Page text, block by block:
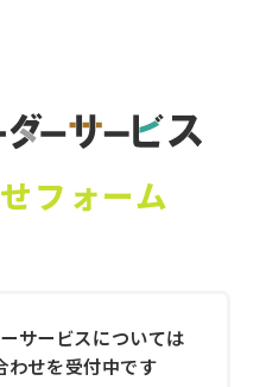
フォーム
サービスについては
わせを受付中です